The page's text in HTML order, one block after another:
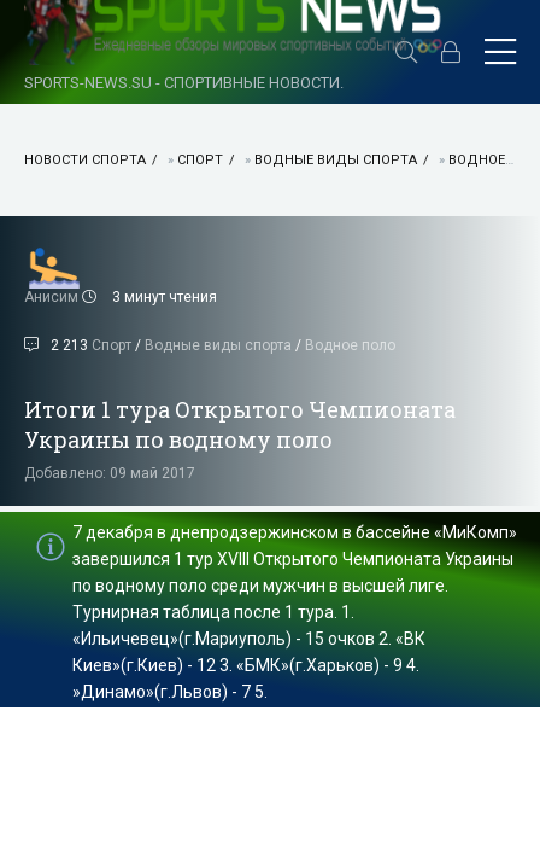
SPORTS-NEWS.SU - СПОРТИВНЫЕ НОВОСТИ.
НОВОСТИ СПОРТА » СПОРТ » ВОДНЫЕ ВИДЫ СПОРТА » ВОДНОЕ ПОЛО
Анисим 3 минут чтения
2 213 Спорт / Водные виды спорта / Водное поло
Итоги 1 тура Открытого Чемпионата
Украины по водному поло
Добавлено: 09 май 2017
7 декабря в днепродзержинском в бассейне «МиКомп»
завершился 1 тур XVIII Открытого Чемпионата Украины
по водному поло среди мужчин в высшей лиге.
Турнирная таблица после 1 тура. 1.
«Ильичевец»(г.Мариуполь) - 15 очков 2. «ВК
Киев»(г.Киев) - 12 3. «БМК»(г.Харьков) - 9 4.
»Динамо»(г.Львов) - 7 5.